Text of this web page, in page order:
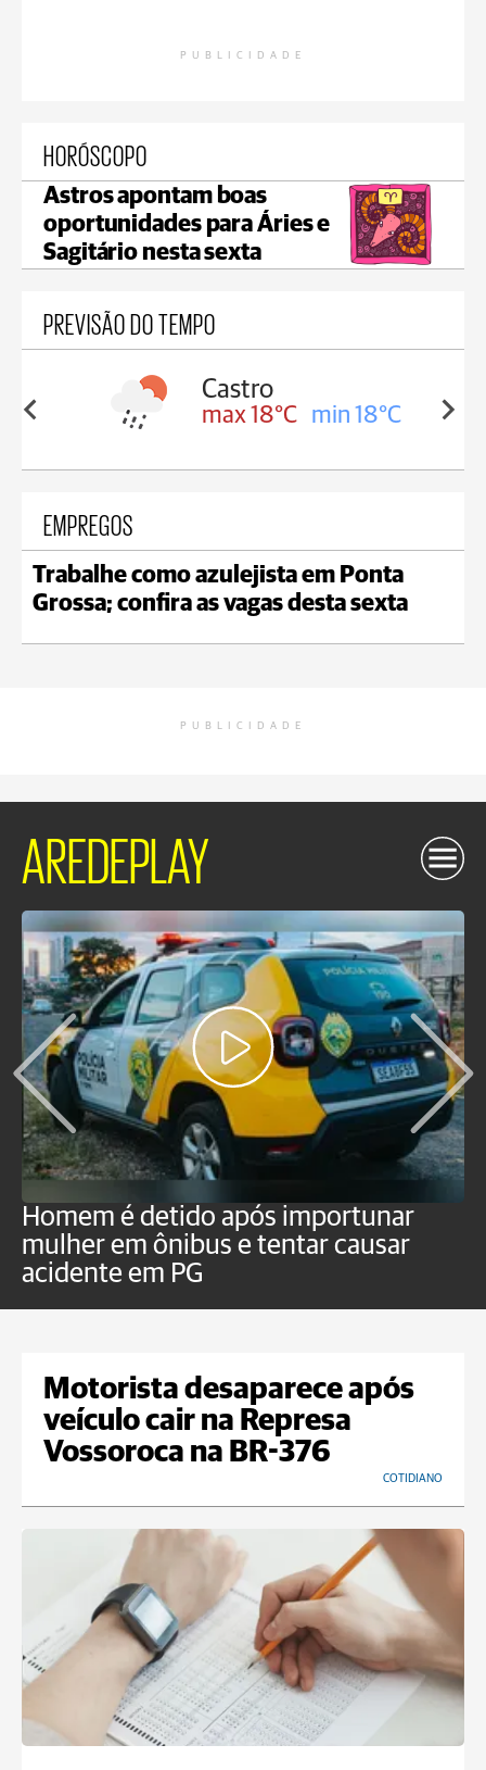
PUBLICIDADE
HORÓSCOPO
Astros apontam boas
oportunidades para Áries e
Sagitário nesta sexta
PREVISÃO DO TEMPO
17°C
Castro
max 18°C min 18°C
EMPREGOS
Trabalhe como azulejista em Ponta
Grossa; confira as vagas desta sexta
PUBLICIDADE
AREDEPLAY
Homem é detido após importunar
mulher em ônibus e tentar causar
acidente em PG
Motorista desaparece após
veículo cair na Represa
Vossoroca na BR-376
COTIDIANO